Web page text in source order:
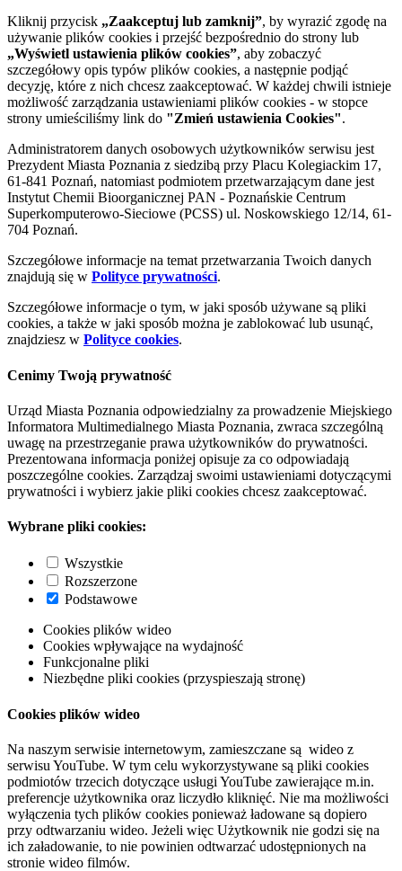
Kliknij przycisk „Zaakceptuj lub zamknij”, by wyrazić zgodę na
używanie plików cookies i przejść bezpośrednio do strony lub
„Wyświetl ustawienia plików cookies”, aby zobaczyć
szczegółowy opis typów plików cookies, a następnie podjąć
decyzję, które z nich chcesz zaakceptować. W każdej chwili istnieje
możliwość zarządzania ustawieniami plików cookies - w stopce
strony umieściliśmy link do "Zmień ustawienia Cookies".
Administratorem danych osobowych użytkowników serwisu jest
Prezydent Miasta Poznania z siedzibą przy Placu Kolegiackim 17,
61-841 Poznań, natomiast podmiotem przetwarzającym dane jest
Instytut Chemii Bioorganicznej PAN - Poznańskie Centrum
Superkomputerowo-Sieciowe (PCSS) ul. Noskowskiego 12/14, 61-
704 Poznań.
Szczegółowe informacje na temat przetwarzania Twoich danych
znajdują się w Polityce prywatności.
Szczegółowe informacje o tym, w jaki sposób używane są pliki
cookies, a także w jaki sposób można je zablokować lub usunąć,
znajdziesz w Polityce cookies.
Cenimy Twoją prywatność
Urząd Miasta Poznania odpowiedzialny za prowadzenie Miejskiego
Informatora Multimedialnego Miasta Poznania, zwraca szczególną
uwagę na przestrzeganie prawa użytkowników do prywatności.
Prezentowana informacja poniżej opisuje za co odpowiadają
poszczególne cookies. Zarządzaj swoimi ustawieniami dotyczącymi
prywatności i wybierz jakie pliki cookies chcesz zaakceptować.
Wybrane pliki cookies:
Wszystkie
Rozszerzone
Podstawowe
Cookies plików wideo
Cookies wpływające na wydajność
Funkcjonalne pliki
Niezbędne pliki cookies (przyspieszają stronę)
Cookies plików wideo
Na naszym serwisie internetowym, zamieszczane są wideo z
serwisu YouTube. W tym celu wykorzystywane są pliki cookies
podmiotów trzecich dotyczące usługi YouTube zawierające m.in.
preferencje użytkownika oraz liczydło kliknięć. Nie ma możliwości
wyłączenia tych plików cookies ponieważ ładowane są dopiero
przy odtwarzaniu wideo. Jeżeli więc Użytkownik nie godzi się na
ich załadowanie, to nie powinien odtwarzać udostępnionych na
stronie wideo filmów.